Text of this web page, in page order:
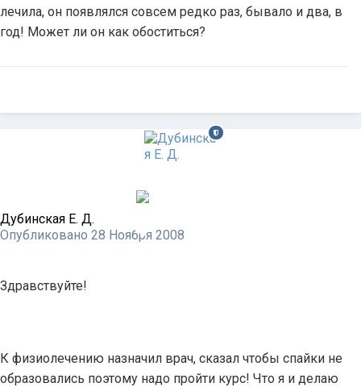
лечила, он появлялся совсем редко раз, бывало и два, в
год! Может ли он как обоститься?
Дубинская Е. Д.
Опубликовано 28 Ноября 2008
Здравствуйте!
К физиолечению назначил врач, сказал чтобы спайки не
образовались поэтому надо пройти курс! Что я и делаю